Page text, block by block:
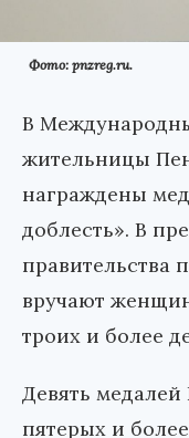
Фото: pnzreg.ru.
В
жительницы
награждены
доблесть». В
правительства
вручают
троих и более
Девять
пятерых и